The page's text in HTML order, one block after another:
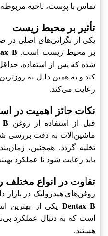
تماس با پوست، ناحیه
تأثیر بر محیط زیست
یکی از نگرانی‌های اصلی در
بر محیط زیست است. B
شده که پس از استفاده،
کند و به همین دلیل به
رعایت می‌کند.
نکات حائز اهمیت در
قبل از استفاده از روغن B
ماشین‌آلات به دقت بررسی
تخلیه گردد. همچنین،
باید رعایت شود تا عملکرد
تفاوت در انواع مختلف
روغن‌های هیدرولیک در بازار
Dentax B یکی از بهترین
است که به دنبال عملکرد
هستند.